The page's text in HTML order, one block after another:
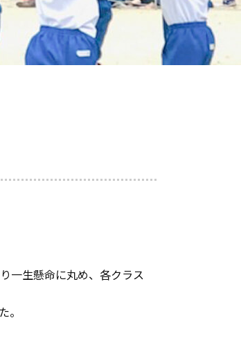
一生懸命に丸め、各クラス
。